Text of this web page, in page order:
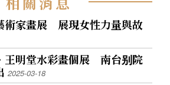
術家畫展 展現女性力量與故
王明堂水彩畫個展 南台别院
2025-03-18